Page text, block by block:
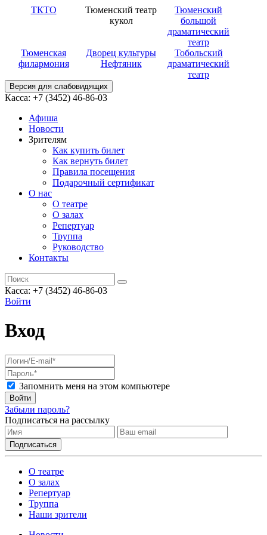
ТКТО
Тюменский театр
кукол
Тюменский
большой
драматический
театр
Тюменская
филармония
Дворец культуры
Нефтяник
Тобольский
драматический
театр
Версия для слабовидящих
Касса: +7 (3452) 46-86-03
Афиша
Новости
Зрителям
Как купить билет
Как вернуть билет
Правила посещения
Подарочный сертификат
О нас
О театре
О залах
Репертуар
Труппа
Руководство
Контакты
Касса: +7 (3452) 46-86-03
Войти
Вход
Запомнить меня на этом компьютере
Войти
Забыли пароль?
Подписаться на рассылку
О театре
О залах
Репертуар
Труппа
Наши зрители